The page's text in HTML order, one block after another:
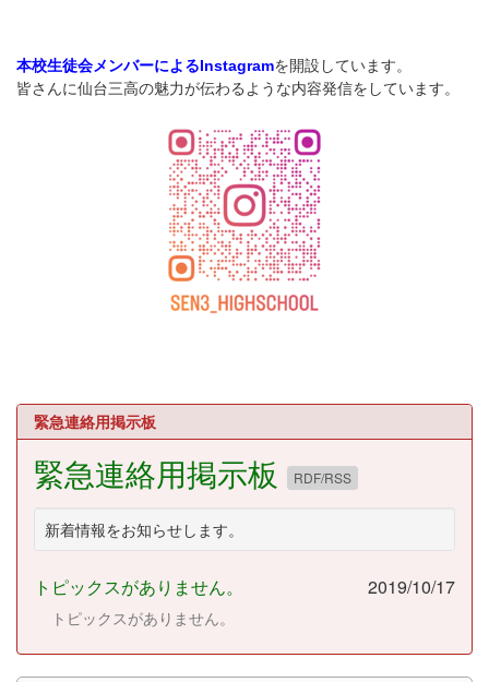
本校生徒会メンバーによるInstagramを開設しています。
皆さんに仙台三高の魅力が伝わるような内容発信をしています。
緊急連絡用掲示板
緊急連絡用掲示板 RDF/RSS
新着情報をお知らせします。
トピックスがありません。 2019/10/17
トピックスがありません。